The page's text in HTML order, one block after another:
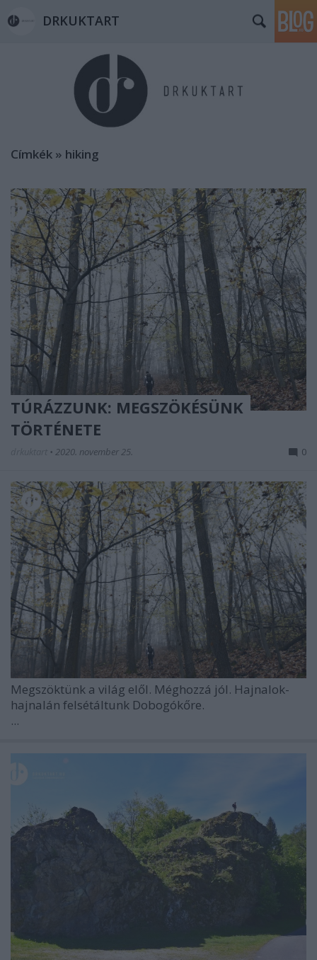
DRKUKTART
Címkék » hiking
TÚRÁZZUNK: MEGSZÖKÉSÜNK
TÖRTÉNETE
• 2020. november 25. 0
Megszöktünk a világ elől. Méghozzá jól. Hajnalok-
hajnalán felsétáltunk Dobogókőre.
...